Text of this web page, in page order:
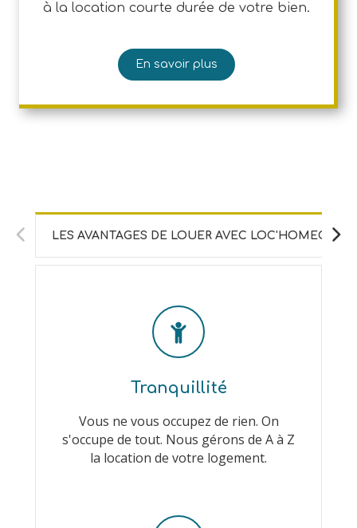
à la location courte durée de votre bien.
En savoir plus
LES AVANTAGES DE LOUER AVEC LOC'HOMECITY
Tranquillité
Vous ne vous occupez de rien. On
s'occupe de tout. Nous gérons de A à Z
la location de votre logement.